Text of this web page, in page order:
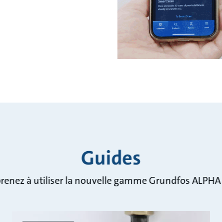
Guides
à utiliser la nouvelle gamme Grundfos ALPHA